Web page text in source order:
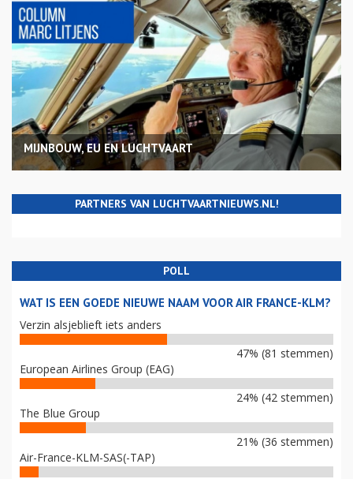
MIJNBOUW, EU EN LUCHTVAART
PARTNERS VAN LUCHTVAARTNIEUWS.NL!
POLL
WAT IS EEN GOEDE NIEUWE NAAM VOOR AIR FRANCE-KLM?
Verzin alsjeblieft iets anders
47% (81 stemmen)
European Airlines Group (EAG)
24% (42 stemmen)
The Blue Group
21% (36 stemmen)
Air-France-KLM-SAS(-TAP)